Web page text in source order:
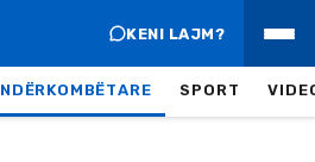
KENI LAJM?
NDËRKOMBËTARE SPORT